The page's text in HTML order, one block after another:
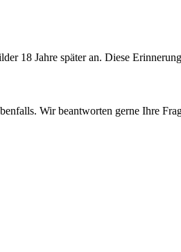
18 Jahre später an. Diese
Wir beantworten gerne Ihre